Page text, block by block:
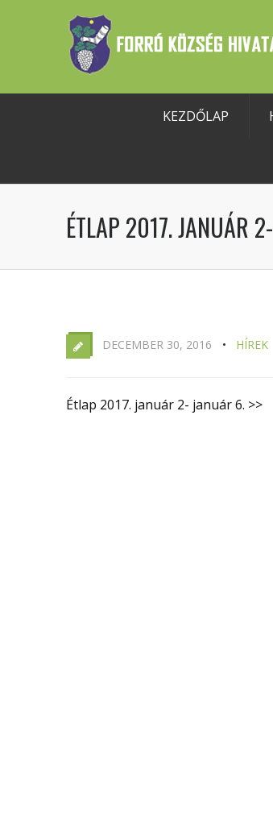
KEZDŐLAP
ÉTLAP 2017. JANUÁR
DECEMBER 30, 2016 HÍREK
Étlap 2017. január 2- január 6. >>